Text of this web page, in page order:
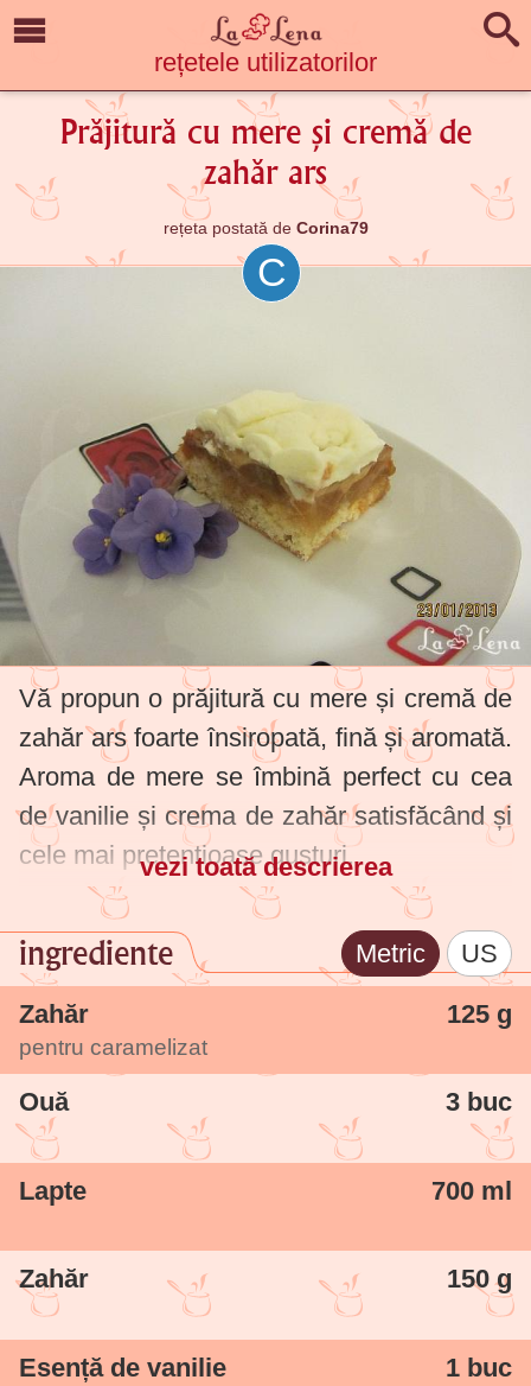
rețetele utilizatorilor
Prăjitură cu mere și cremă de
zahăr ars
rețeta postată de Corina79
C
Vă propun o prăjitură cu mere și cremă de
zahăr ars foarte însiropată, fină și aromată.
Aroma de mere se îmbină perfect cu cea
de vanilie și crema de zahăr satisfăcând și
cele mai pretențioase gusturi.
vezi toată descrierea
ingrediente Metric US
Zahăr 125 g
pentru caramelizat
Ouă 3 buc
Lapte 700 ml
Zahăr 150 g
Esență de vanilie 1 buc